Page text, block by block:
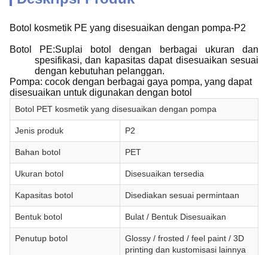
Botol kosmetik PE yang disesuaikan dengan pompa-P2
Botol PE:Suplai botol dengan berbagai ukuran dan
spesifikasi, dan kapasitas dapat disesuaikan sesuai
dengan kebutuhan pelanggan.
Pompa: cocok dengan berbagai gaya pompa, yang dapat
disesuaikan untuk digunakan dengan botol
Botol PET kosmetik yang disesuaikan dengan pompa
Jenis produk P2
Bahan botol PET
Ukuran botol Disesuaikan tersedia
Kapasitas botol Disediakan sesuai permintaan
Bentuk botol Bulat / Bentuk Disesuaikan
Penutup botol
Glossy / frosted / feel paint / 3D
printing dan kustomisasi lainnya